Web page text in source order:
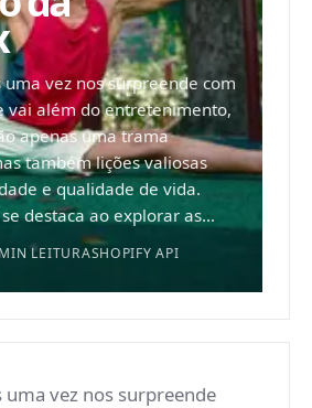
vez nos surpreende com
vai além do entretenimento,
apenas uma trama
também lições valiosas
e qualidade de vida.
destaca ao explorar as...
LEITURASHOPIFY API
uma vez nos surpreende